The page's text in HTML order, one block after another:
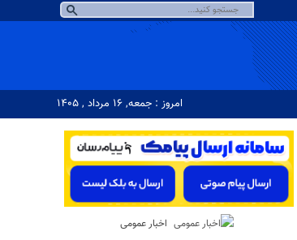
امروز : جمعه, ۱۶ مرداد , ۱۴۰۵
اخبار عمومی